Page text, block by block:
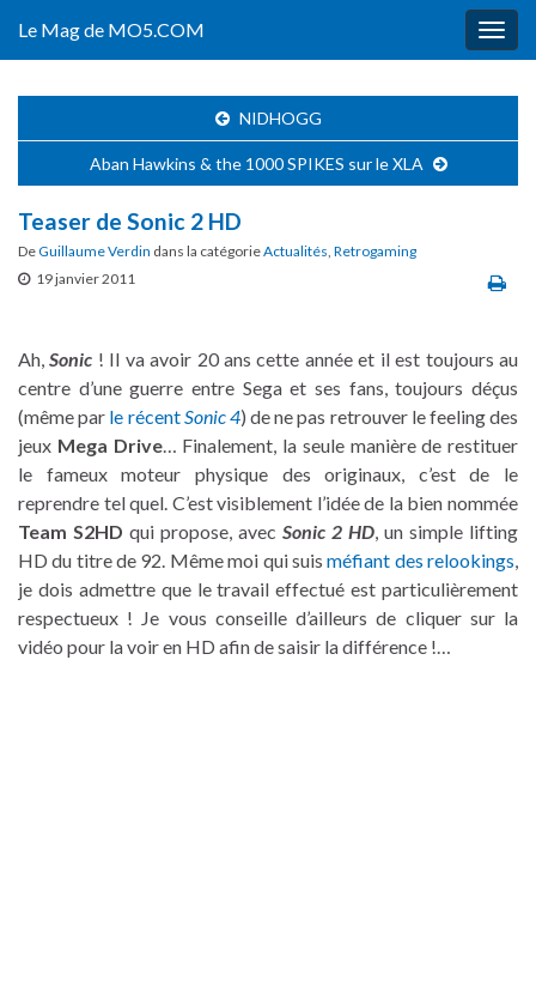
Le Mag de MO5.COM
NIDHOGG
Aban Hawkins & the 1000 SPIKES sur le XLA
Teaser de Sonic 2 HD
DeGuillaume Verdin dans la catégorieActualités, Retrogaming
19 janvier 2011
Ah,Sonic ! Il va avoir 20 ans cette année et il est toujours au
centre d’une guerre entre Sega et ses fans, toujours déçus
(même par le récentSonic 4) de ne pas retrouver le feeling des
jeux Mega Drive… Finalement, la seule manière de restituer
le fameux moteur physique des originaux, c’est de le
reprendre tel quel. C’est visiblement l’idée de la bien nommée
Team S2HD qui propose, avec Sonic 2 HD, un simple lifting
HD du titre de 92. Même moi qui suisméfiant des relookings,
je dois admettre que le travail effectué est particulièrement
respectueux ! Je vous conseille d’ailleurs de cliquer sur la
vidéo pour la voir en HD afin de saisir la différence !…